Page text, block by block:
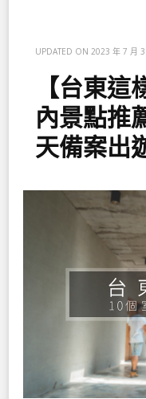
UPDATED ON 2023 年 7 月
【台東這
內景點推
天備案出